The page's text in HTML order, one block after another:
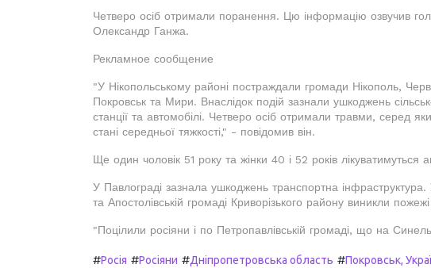
Четверо осіб отримали поранення. Цю інформацію озвучив
Олександр Ганжа.
Рекламное сообщение
"У Нікопольському районі постраждали громади Нікополь,
Покровськ та Мири. Внаслідок подій зазнали ушкоджень
станції та автомобілі. Четверо осіб отримали травми, серед
стані середньої тяжкості," - повідомив він.
Ще один чоловік 51 року та жінки 40 і 52 років лікуватимуться
У Павлограді зазнала ушкоджень транспортна
та Апостолівській громаді Криворізького району виникли
"Поцілили росіяни і по Петропавлівській громаді, що на
#Росія #Росіяни #Дніпропетровська область #Покровськ,